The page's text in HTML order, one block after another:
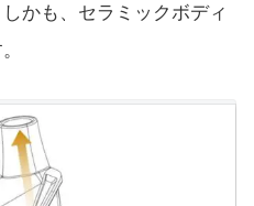
かも、セラミックボディ